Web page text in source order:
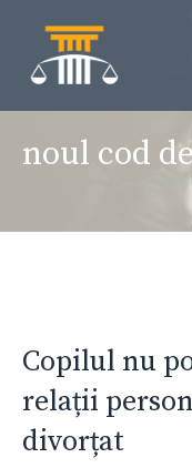
conținut
noul cod
Copilul nu
relații
divorțat